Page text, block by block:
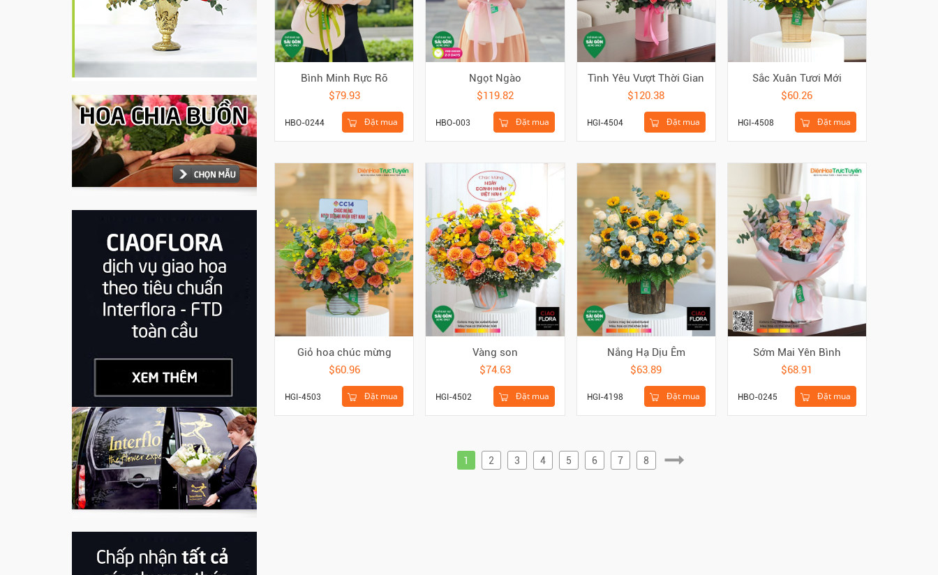
Bình Minh Rực Rỡ
$79.93
Đặt mua
HBO-0244
Ngọt Ngào
$119.82
Đặt mua
HBO-003
Tình Yêu Vượt Thời Gian
$120.38
Đặt mua
HGI-4504
Sắc Xuân Tươi Mới
$60.26
Đặt mua
HGI-4508
Giỏ hoa chúc mừng
$60.96
Đặt mua
HGI-4503
Vàng son
$74.63
Đặt mua
HGI-4502
Nắng Hạ Dịu Êm
$63.89
Đặt mua
HGI-4198
Sớm Mai Yên Bình
$68.91
Đặt mua
HBO-0245
1 2 3 4 5 6 7 8